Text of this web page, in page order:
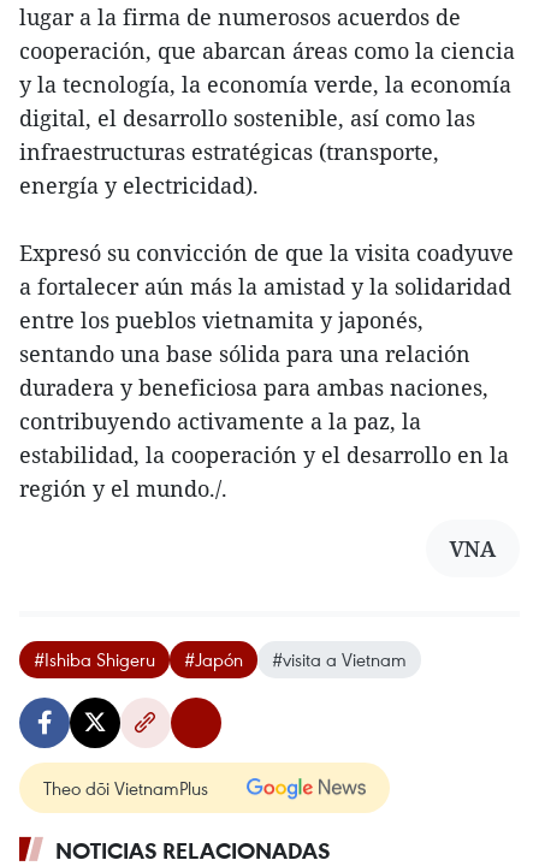
lugar a la firma de numerosos acuerdos de
cooperación, que abarcan áreas como la ciencia
y la tecnología, la economía verde, la economía
digital, el desarrollo sostenible, así como las
infraestructuras estratégicas (transporte,
energía y electricidad).
Expresó su convicción de que la visita coadyuve
a fortalecer aún más la amistad y la solidaridad
entre los pueblos vietnamita y japonés,
sentando una base sólida para una relación
duradera y beneficiosa para ambas naciones,
contribuyendo activamente a la paz, la
estabilidad, la cooperación y el desarrollo en la
región y el mundo./.
VNA
#Ishiba Shigeru #Japón #visita a Vietnam
Theo dõi VietnamPlus
NOTICIAS RELACIONADAS